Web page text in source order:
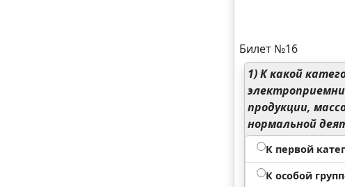
Билет №16
1)К какой
продукции,
нормальной
К первой
К особой